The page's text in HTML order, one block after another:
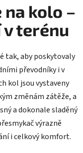
kolo –
terénu
tak, aby poskytovaly
převodníky i v
kol jsou vystaveny
změnám zátěže, a
a dokonale sladěný
výrazně
i celkový komfort.